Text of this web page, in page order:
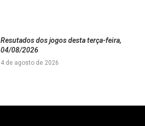
Resutados dos jogos desta terça-feira,
04/08/2026
4 de agosto de 2026